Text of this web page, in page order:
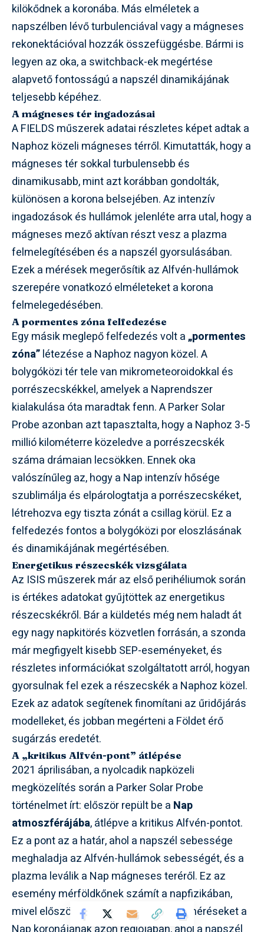
kilökődnek a koronába. Más elméletek a
napszélben lévő turbulenciával vagy a mágneses
rekonektációval hozzák összefüggésbe. Bármi is
legyen az oka, a switchback-ek megértése
alapvető fontosságú a napszél dinamikájának
teljesebb képéhez.
A mágneses tér ingadozásai
A FIELDS műszerek adatai részletes képet adtak a
Naphoz közeli mágneses térről. Kimutatták, hogy a
mágneses tér sokkal turbulensebb és
dinamikusabb, mint azt korábban gondolták,
különösen a korona belsejében. Az intenzív
ingadozások és hullámok jelenléte arra utal, hogy a
mágneses mező aktívan részt vesz a plazma
felmelegítésében és a napszél gyorsulásában.
Ezek a mérések megerősítik az Alfvén-hullámok
szerepére vonatkozó elméleteket a korona
felmelegedésében.
A pormentes zóna felfedezése
Egy másik meglepő felfedezés volt a„pormentes
zóna”létezése a Naphoz nagyon közel. A
bolygóközi tér tele van mikrometeoroidokkal és
porrészecskékkel, amelyek a Naprendszer
kialakulása óta maradtak fenn. A Parker Solar
Probe azonban azt tapasztalta, hogy a Naphoz 3-5
millió kilométerre közeledve a porrészecskék
száma drámaian lecsökken. Ennek oka
valószínűleg az, hogy a Nap intenzív hősége
szublimálja és elpárologtatja a porrészecskéket,
létrehozva egy tiszta zónát a csillag körül. Ez a
felfedezés fontos a bolygóközi por eloszlásának
és dinamikájának megértésében.
Energetikus részecskék vizsgálata
Az ISIS műszerek már az első perihéliumok során
is értékes adatokat gyűjtöttek az energetikus
részecskékről. Bár a küldetés még nem haladt át
egy nagy napkitörés közvetlen forrásán, a szonda
már megfigyelt kisebb SEP-eseményeket, és
részletes információkat szolgáltatott arról, hogyan
gyorsulnak fel ezek a részecskék a Naphoz közel.
Ezek az adatok segítenek finomítani az űridőjárás
modelleket, és jobban megérteni a Földet érő
sugárzás eredetét.
A „kritikus Alfvén-pont” átlépése
2021 áprilisában, a nyolcadik napközeli
megközelítés során a Parker Solar Probe
történelmet írt: először repült be a Nap
atmoszférájába, átlépve a kritikus Alfvén-pontot.
Ez a pont az a határ, ahol a napszél sebessége
meghaladja az Alfvén-hullámok sebességét, és a
plazma leválik a Nap mágneses teréről. Ez az
esemény mérföldkőnek számít a napfizikában,
mivel először tett lehetővé közvetlen méréseket a